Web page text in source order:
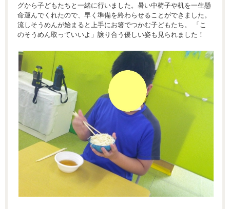
グから子どもたちと一緒に行いました。暑い中椅子や机を一生懸
命運んでくれたので、早く準備を終わらせることができました。
流しそうめんが始まると上手にお箸でつかむ子どもたち。 「こ
のそうめん取っていいよ」譲り合う優しい姿も見られました！